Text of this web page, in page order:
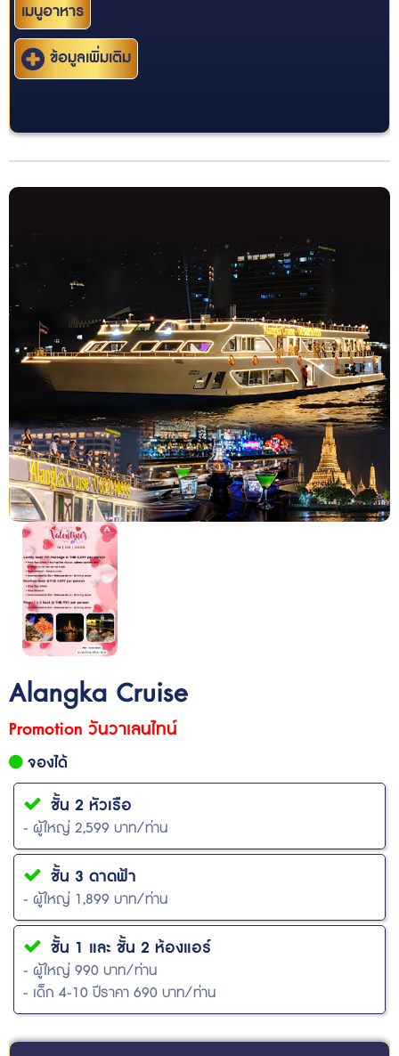
เมนูอาหาร
ข้อมูลเพิ่มเติม
Alangka Cruise
Promotion วันวาเลนไทน์
จองได้
ชั้น 2 หัวเรือ
- ผู้ใหญ่ 2,599 บาท/ท่าน
ชั้น 3 ดาดฟ้า
- ผู้ใหญ่ 1,899 บาท/ท่าน
ชั้น 1 และ ชั้น 2 ห้องแอร์
- ผู้ใหญ่ 990 บาท/ท่าน
- เด็ก 4-10 ปีราคา 690 บาท/ท่าน